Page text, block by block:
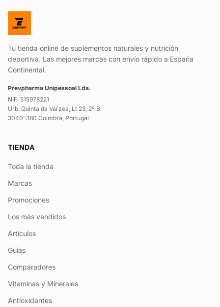
Tu tienda online de suplementos naturales y nutrición
deportiva. Las mejores marcas con envío rápido a España
Continental.
Prevpharma Unipessoal Lda.
NIF: 515978221
Urb. Quinta da Várzea, Lt 23, 2º B
3040-380 Coimbra, Portugal
TIENDA
Toda la tienda
Marcas
Promociones
Los más vendidos
Artículos
Guías
Comparadores
Vitaminas y Minerales
Antioxidantes